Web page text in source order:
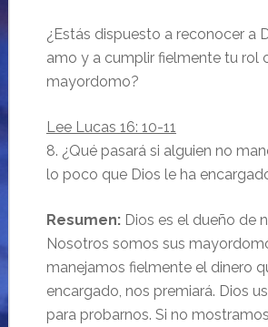
¿Estás dispuesto a reconocer a
amo y a cumplir fielmente tu rol
mayordomo?
Lee Lucas 16: 10-11
8. ¿Qué pasará si alguien no
lo poco que Dios le ha
Resumen:Dios es el dueño de
Nosotros somos sus
manejamos fielmente el dinero
encargado, nos premiará. Dios
para probarnos. Si no mostramos